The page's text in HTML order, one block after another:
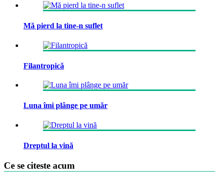
Mă pierd la tine-n suflet
Filantropică
Luna îmi plânge pe umăr
Dreptul la vină
Ce se citeste acum